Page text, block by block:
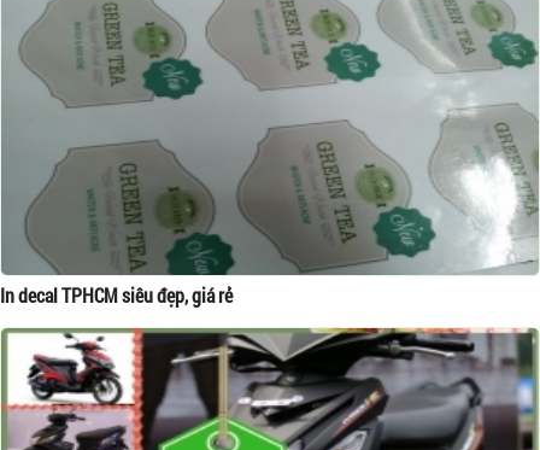
In decal TPHCM siêu đẹp, giá rẻ